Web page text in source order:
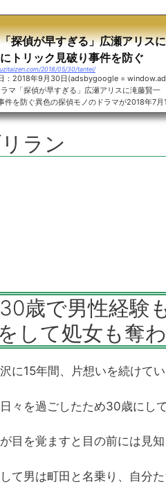
探偵が早すぎる」広瀬アリ
トリック見破り事件を防ぐ
2018/05/30/tantei/
：2018年9月30日(adsbygoogle =
マ「探偵が早すぎる」広瀬アリスに滝藤賢一
件を防ぐ異色の探偵モノのドラマが2018年7
枠でスタートします。まず、「探偵が早すぎ
年に発売した小説。変人ながらも凄腕の探偵
相続して命を狙われる女子大生を広瀬アリスが
ラン
歳で男性経験
して処女も奪
に15年間、片想いを続けてい
々を過ごしたため30歳にし
目を覚ますと目の前には見知
て男は町田と名乗り、自分